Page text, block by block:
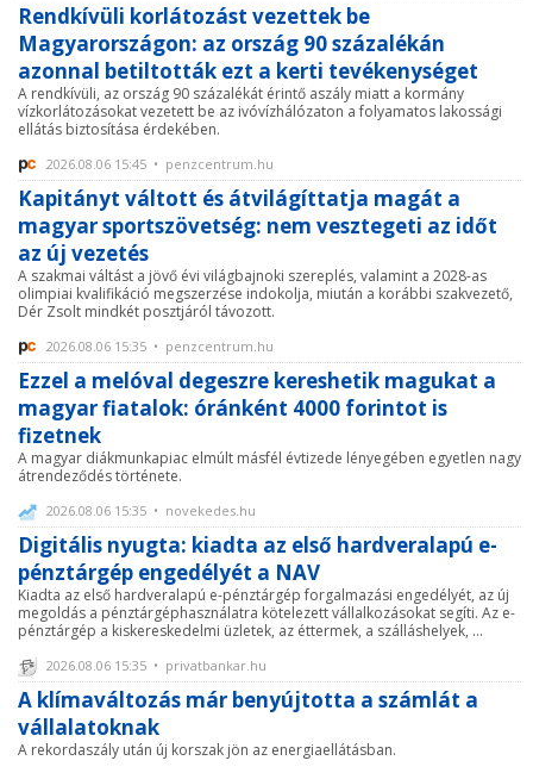
Rendkívüli korlátozást vezettek be
Magyarországon: az ország 90 százalékán
azonnal betiltották ezt a kerti tevékenységet
A rendkívüli, az ország 90 százalékát érintő aszály miatt a kormány
vízkorlátozásokat vezetett be az ivóvízhálózaton a folyamatos lakossági
ellátás biztosítása érdekében.
2026.08.06 15:45 • penzcentrum.hu
Kapitányt váltott és átvilágíttatja magát a
magyar sportszövetség: nem vesztegeti az időt
az új vezetés
A szakmai váltást a jövő évi világbajnoki szereplés, valamint a 2028-as
olimpiai kvalifikáció megszerzése indokolja, miután a korábbi szakvezető,
Dér Zsolt mindkét posztjáról távozott.
2026.08.06 15:35 • penzcentrum.hu
Ezzel a melóval degeszre kereshetik magukat a
magyar fiatalok: óránként 4000 forintot is
fizetnek
A magyar diákmunkapiac elmúlt másfél évtizede lényegében egyetlen nagy
átrendeződés története.
2026.08.06 15:35 • novekedes.hu
Digitális nyugta: kiadta az első hardveralapú e-
pénztárgép engedélyét a NAV
Kiadta az első hardveralapú e-pénztárgép forgalmazási engedélyét, az új
megoldás a pénztárgéphasználatra kötelezett vállalkozásokat segíti. Az e-
pénztárgép a kiskereskedelmi üzletek, az éttermek, a szálláshelyek, ...
2026.08.06 15:35 • privatbankar.hu
A klímaváltozás már benyújtotta a számlát a
vállalatoknak
A rekordaszály után új korszak jön az energiaellátásban.